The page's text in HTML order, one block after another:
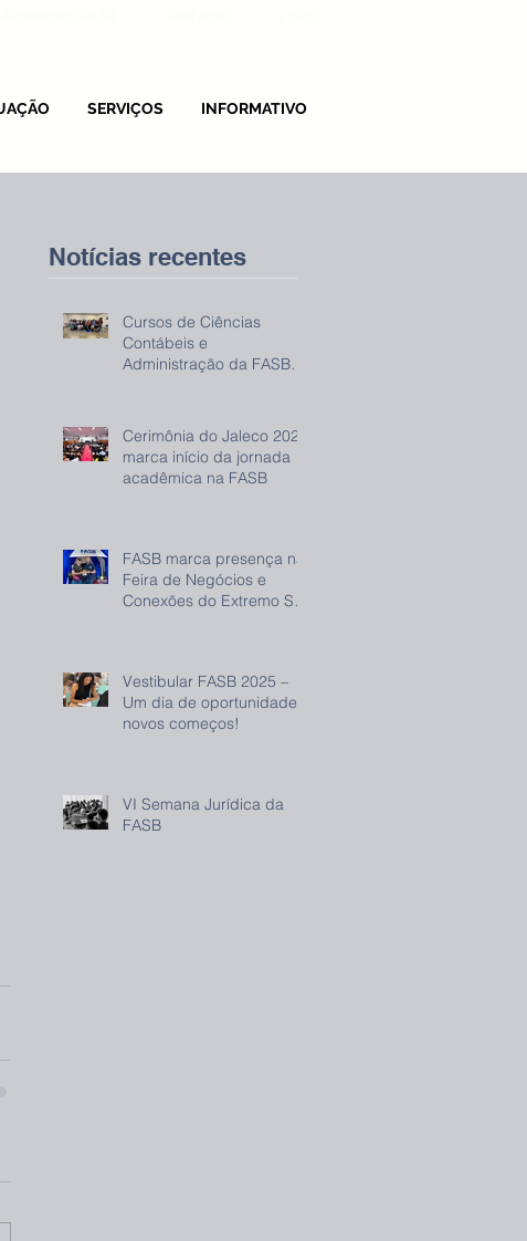
SERVIÇOS INFORMATIVO
Notícias recentes
Cursos de Ciências
Contábeis e
Administração da FASB
Cerimônia do Jaleco 2026
marca início da jornada
acadêmica na FASB
FASB marca presença na
Feira de Negócios e
Conexões do Extremo Sul
Vestibular FASB 2025 –
Um dia de oportunidade e
novos começos!
VI Semana Jurídica da
FASB